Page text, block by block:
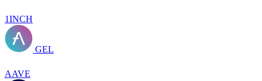
1INCH
GEL
AAVE